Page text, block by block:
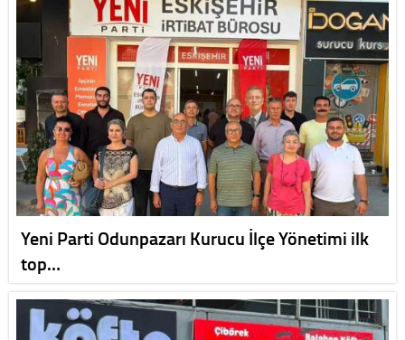
Yeni Parti Odunpazarı Kurucu İlçe Yönetimi ilk
top…